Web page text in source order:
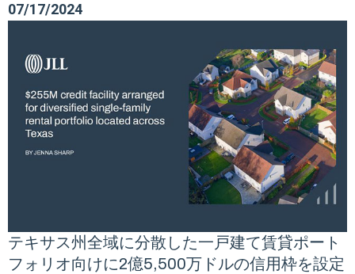
07/17/2024
テキサス州全域に分散した一戸建て賃貸ポート
フォリオ向けに2億5,500万ドルの信用枠を設定